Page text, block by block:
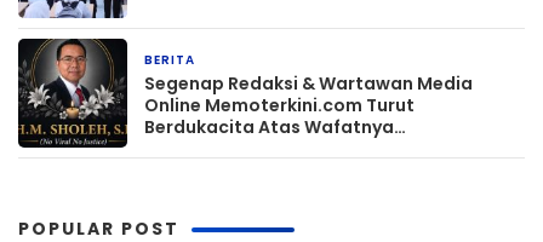
BERITA
Segenap Redaksi & Wartawan Media
Online Memoterkini.com Turut
Berdukacita Atas Wafatnya
POPULAR POST